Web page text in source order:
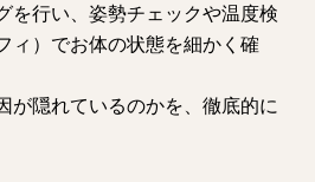
を行い、姿勢チェックや温度検
ィ）でお体の状態を細かく確
が隠れているのかを、徹底的に